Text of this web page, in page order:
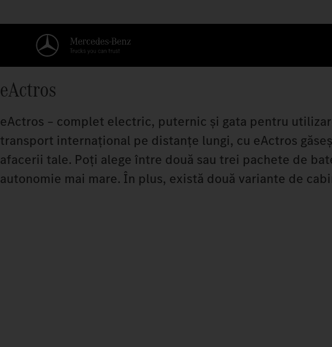
eActros
eActros – complet electric, puternic și gata pentru
transport internațional pe distanțe lungi, cu eActros
afacerii tale. Poți alege între două sau trei pachete de
autonomie mai mare. În plus, există două variante de